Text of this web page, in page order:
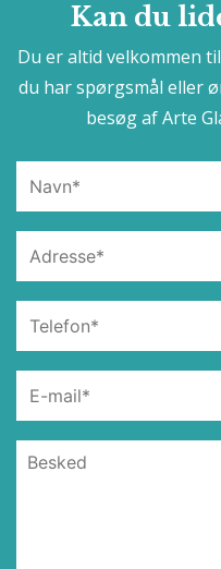
Kan du
Du er altid velkommen
du har spørgsmål eller
besøg af Arte